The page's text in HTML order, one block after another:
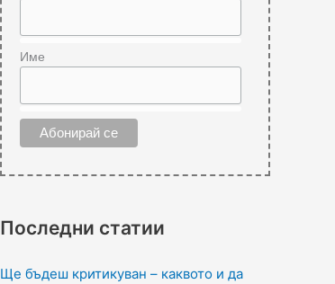
Име
Последни статии
Ще бъдеш критикуван – каквото и да